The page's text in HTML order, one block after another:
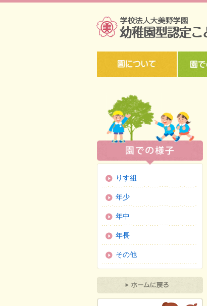
りす組
年少
年中
年長
その他